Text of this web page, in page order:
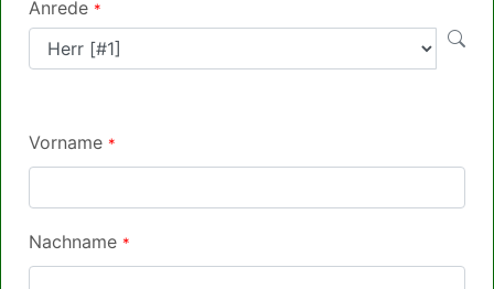
Anrede *
Vorname *
Nachname *